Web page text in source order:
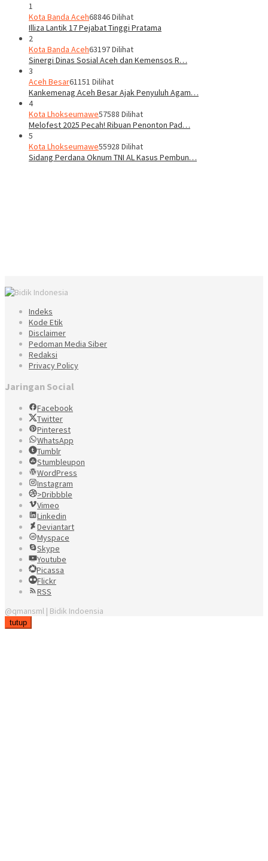
1
Kota Banda Aceh68846 Dilihat
Illiza Lantik 17 Pejabat Tinggi Pratama
2
Kota Banda Aceh63197 Dilihat
Sinergi Dinas Sosial Aceh dan Kemensos R…
3
Aceh Besar61151 Dilihat
Kankemenag Aceh Besar Ajak Penyuluh Agam…
4
Kota Lhokseumawe57588 Dilihat
Melofest 2025 Pecah! Ribuan Penonton Pad…
5
Kota Lhokseumawe55928 Dilihat
Sidang Perdana Oknum TNI AL Kasus Pembun…
Indeks
Kode Etik
Disclaimer
Pedoman Media Siber
Redaksi
Privacy Policy
Jaringan Social
Facebook
Twitter
Pinterest
WhatsApp
Tumblr
Stumbleupon
WordPress
Instagram
>Dribbble
Vimeo
Linkedin
Deviantart
Myspace
Skype
Youtube
Picassa
Flickr
RSS
@qmansml | Bidik Indoensia
tutup